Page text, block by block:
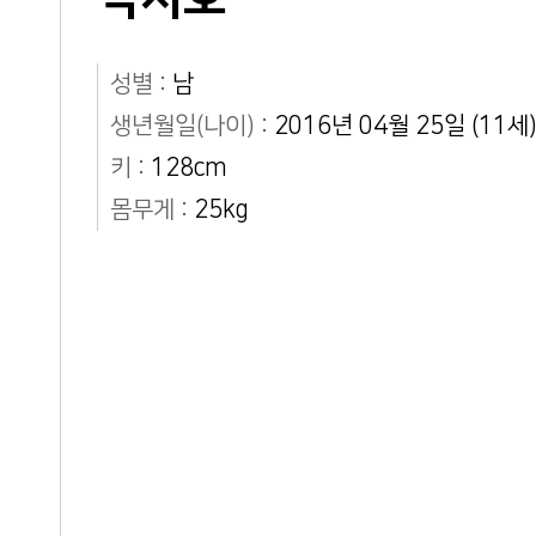
성별 : 남
생년월일(나이) : 2016년 04월 25일 (11세)
키 : 128cm
몸무게 : 25kg